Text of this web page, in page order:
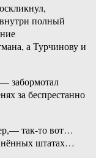
полный
а Турчинову и
забормотал
за беспрестанно
так-то вот…
штатах…